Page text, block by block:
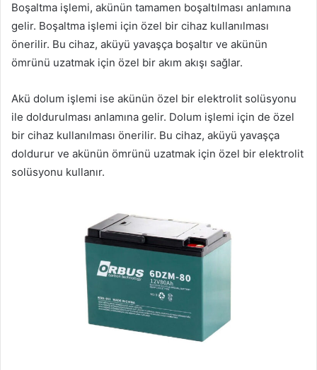
Boşaltma işlemi, akünün tamamen boşaltılması anlamına
gelir. Boşaltma işlemi için özel bir cihaz kullanılması
önerilir. Bu cihaz, aküyü yavaşça boşaltır ve akünün
ömrünü uzatmak için özel bir akım akışı sağlar.
Akü dolum işlemi ise akünün özel bir elektrolit solüsyonu
ile doldurulması anlamına gelir. Dolum işlemi için de özel
bir cihaz kullanılması önerilir. Bu cihaz, aküyü yavaşça
doldurur ve akünün ömrünü uzatmak için özel bir elektrolit
solüsyonu kullanır.